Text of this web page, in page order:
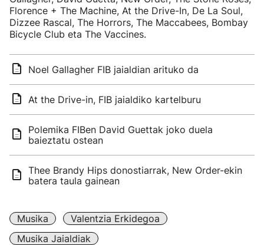
Florence + The Machine, At the Drive-In, De La Soul,
Dizzee Rascal, The Horrors, The Maccabees, Bombay
Bicycle Club eta The Vaccines.
Noel Gallagher FIB jaialdian arituko da
At the Drive-in, FIB jaialdiko kartelburu
Polemika FIBen David Guettak joko duela
baieztatu ostean
Thee Brandy Hips donostiarrak, New Order-ekin
batera taula gainean
Musika
Valentzia Erkidegoa
Musika Jaialdiak